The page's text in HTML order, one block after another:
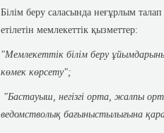
Білім беру саласында неғұрлым
етілетін мемлекеттік қызметтер:
"Мемлекеттік білім беру
көмек көрсету";
"Бастауыш, негізгі орта, жалпы
ведомстволық бағыныстылығына